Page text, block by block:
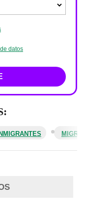
datos
INMIGRANTES